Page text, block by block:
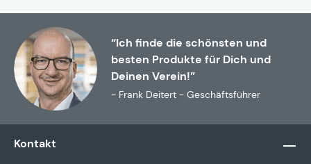
“Ich finde die schönsten und
besten Produkte für Dich und
Deinen Verein!”
- Frank Deitert - Geschäftsführer
Kontakt